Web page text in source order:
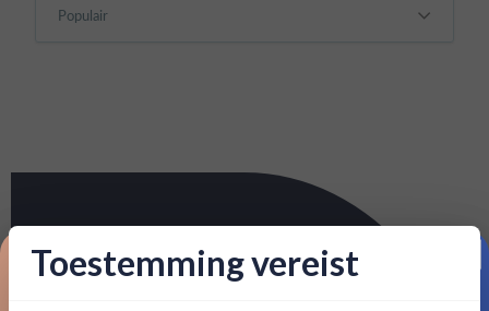
Toestemming vereist
Proost op je eerste korting!